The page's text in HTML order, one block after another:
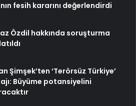
fesih kararını değerlendirdi
Özdil hakkında soruşturma
Şimşek’ten ‘Terörsüz Türkiye’
Büyüme potansiyelini